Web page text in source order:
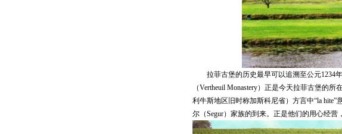
拉菲古堡的历史最早可以追溯至公元1234年
（Vertheuil Monastery）正是今天拉菲古堡的
利牛斯地区旧时称加斯科尼省）方言中“la
尔（Segur）家族的到来。正是他们的用心经营